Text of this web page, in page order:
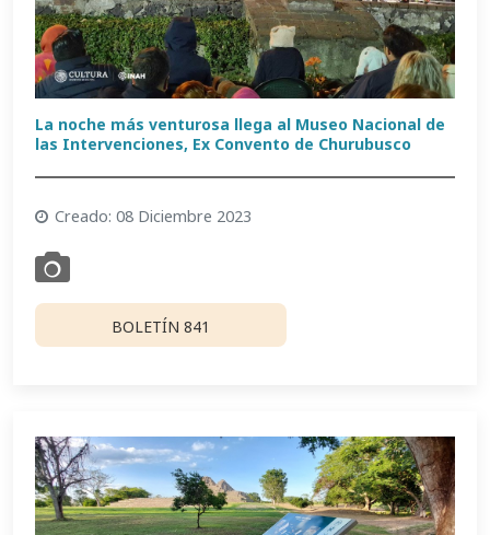
La noche más venturosa llega al Museo Nacional de
las Intervenciones, Ex Convento de Churubusco
Creado: 08 Diciembre 2023
BOLETÍN 841